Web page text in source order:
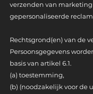
verzenden van marketing
gepersonaliseerde
Rechtsgrond(en) van de
Persoonsgegevens
basis van artikel 6.1.
(a) toestemming,
(b) (noodzakelijk voor de